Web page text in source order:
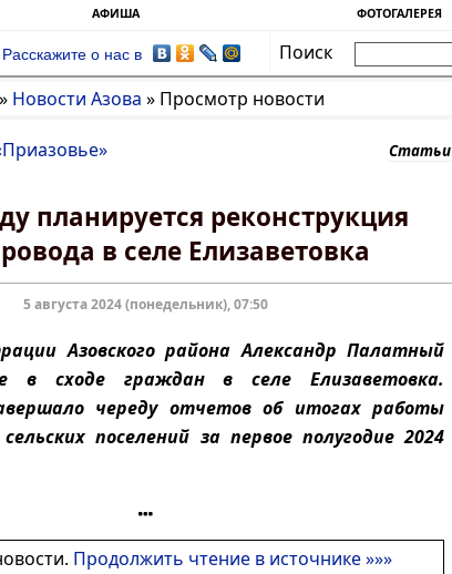
АФИША ФОТОГАЛЕРЕЯ
Расскажите о нас в
Поиск
» Новости Азова » Просмотр новости
Статьи
планируется реконструкция
в селе Елизаветовка
5 августа 2024 (понедельник), 07:50
Азовского района Александр Палатный
в сходе граждан в селе Елизаветовка.
череду отчетов об итогах работы
поселений за первое полугодие 2024
Продолжить чтение в источнике »»»